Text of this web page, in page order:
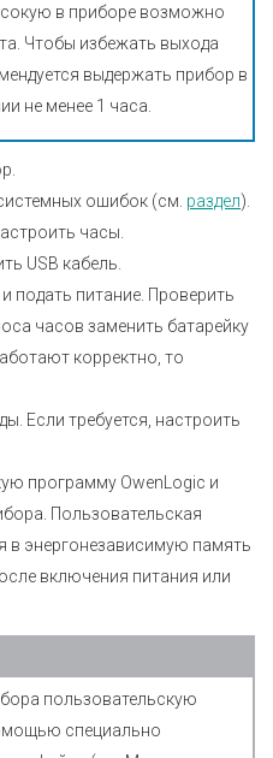
в приборе возможно
Чтобы избежать выхода
выдержать прибор в
не менее 1 часа.
ошибок (см. раздел).
часы.
USB кабель.
подать питание. Проверить
часов заменить батарейку
корректно, то
Если требуется, настроить
программу OwenLogic и
Пользовательская
в энергонезависимую память
включения питания или
пользовательскую
специально